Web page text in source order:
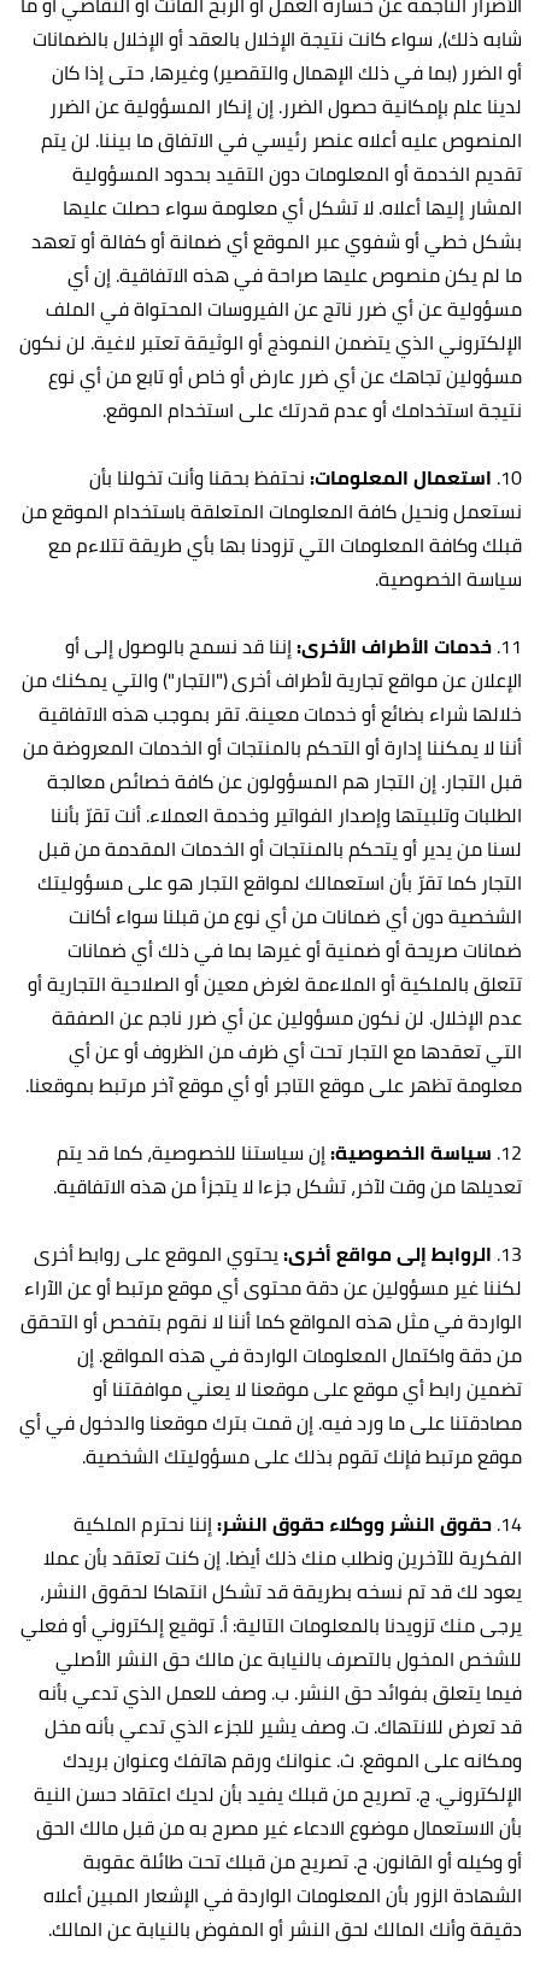
شابه ذلك)، سواء كانت نتيجة الإخلال بالعقد أو الإخلال بالضمانات
أو الضرر (بما في ذلك الإهمال والتقصير) وغيرها، حتى إذا كان
لدينا علم بإمكانية حصول الضرر. إن إنكار المسؤولية عن الضرر
المنصوص عليه أعلاه عنصر رئيسي في الاتفاق ما بيننا. لن يتم
تقديم الخدمة أو المعلومات دون التقيد بحدود المسؤولية
المشار إليها أعلاه. لا تشكل أي معلومة سواء حصلت عليها
بشكل خطي أو شفوي عبر الموقع أي ضمانة أو كفالة أو تعهد
ما لم يكن منصوص عليها صراحة في هذه الاتفاقية. إن أي
مسؤولية عن أي ضرر ناتج عن الفيروسات المحتواة في الملف
الإلكتروني الذي يتضمن النموذج أو الوثيقة تعتبر لاغية. لن نكون
مسؤولين تجاهك عن أي ضرر عارض أو خاص أو تابع من أي نوع
نتيجة استخدامك أو عدم قدرتك على استخدام الموقع.
10. استعمال المعلومات:نحتفظ بحقنا وأنت تخولنا بأن
نستعمل ونحيل كافة المعلومات المتعلقة باستخدام الموقع من
قبلك وكافة المعلومات التي تزودنا بها بأي طريقة تتلاءم مع
سياسة الخصوصية.
11. خدمات الأطراف الأخرى:إننا قد نسمح بالوصول إلى أو
الإعلان عن مواقع تجارية لأطراف أخرى ("التجار") والتي يمكنك من
خلالها شراء بضائع أو خدمات معينة. تقر بموجب هذه الاتفاقية
أننا لا يمكننا إدارة أو التحكم بالمنتجات أو الخدمات المعروضة من
قبل التجار. إن التجار هم المسؤولون عن كافة خصائص معالجة
الطلبات وتلبيتها وإصدار الفواتير وخدمة العملاء. أنت تقرّ بأننا
لسنا من يدير أو يتحكم بالمنتجات أو الخدمات المقدمة من قبل
التجار كما تقرّ بأن استعمالك لمواقع التجار هو على مسؤوليتك
الشخصية دون أي ضمانات من أي نوع من قبلنا سواء أكانت
ضمانات صريحة أو ضمنية أو غيرها بما في ذلك أي ضمانات
تتعلق بالملكية أو الملاءمة لغرض معين أو الصلاحية التجارية أو
عدم الإخلال. لن نكون مسؤولين عن أي ضرر ناجم عن الصفقة
التي تعقدها مع التجار تحت أي ظرف من الظروف أو عن أي
معلومة تظهر على موقع التاجر أو أي موقع آخر مرتبط بموقعنا.
12. سياسة الخصوصية:إن سياستنا للخصوصية، كما قد يتم
تعديلها من وقت لآخر، تشكل جزءا لا يتجزأ من هذه الاتفاقية.
13. الروابط إلى مواقع أخرى:يحتوي الموقع على روابط أخرى
لكننا غير مسؤولين عن دقة محتوى أي موقع مرتبط أو عن الآراء
الواردة في مثل هذه المواقع كما أننا لا نقوم بتفحص أو التحقق
من دقة واكتمال المعلومات الواردة في هذه المواقع. إن
تضمين رابط أي موقع على موقعنا لا يعني موافقتنا أو
مصادقتنا على ما ورد فيه. إن قمت بترك موقعنا والدخول في أي
موقع مرتبط فإنك تقوم بذلك على مسؤوليتك الشخصية.
14. حقوق النشر ووكلاء حقوق النشر:إننا نحترم الملكية
الفكرية للآخرين ونطلب منك ذلك أيضا. إن كنت تعتقد بأن عملا
يعود لك قد تم نسخه بطريقة قد تشكل انتهاكا لحقوق النشر،
يرجى منك تزويدنا بالمعلومات التالية: أ‌. توقيع إلكتروني أو فعلي
للشخص المخول بالتصرف بالنيابة عن مالك حق النشر الأصلي
فيما يتعلق بفوائد حق النشر. ب‌. وصف للعمل الذي تدعي بأنه
قد تعرض للانتهاك. ت‌. وصف يشير للجزء الذي تدعي بأنه مخل
ومكانه على الموقع. ث‌. عنوانك ورقم هاتفك وعنوان بريدك
الإلكتروني. ج‌. تصريح من قبلك يفيد بأن لديك اعتقاد حسن النية
بأن الاستعمال موضوع الادعاء غير مصرح به من قبل مالك الحق
أو وكيله أو القانون. ح‌. تصريح من قبلك تحت طائلة عقوبة
الشهادة الزور بأن المعلومات الواردة في الإشعار المبين أعلاه
دقيقة وأنك المالك لحق النشر أو المفوض بالنيابة عن المالك.